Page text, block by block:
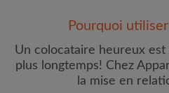
Pourquoi
Un colocataire heureux
plus longtemps! Chez
la mise en